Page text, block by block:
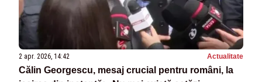
2 apr. 2026, 14:42 Actualitate
Călin Georgescu, mesaj crucial pentru români, la